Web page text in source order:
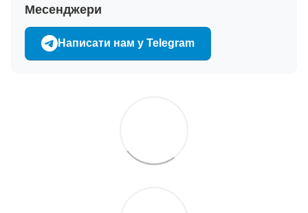
Месенджери
Написати нам у Telegram